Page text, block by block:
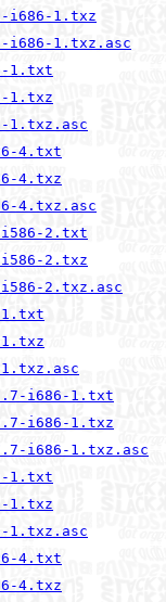
i686-1.txz
i686-1.txz.asc
1.txt
1.txz
1.txz.asc
4.txt
4.txz
4.txz.asc
i586-2.txt
i586-2.txz
i586-2.txz.asc
1.txt
i686-1.txt
i686-1.txz
i686-1.txz.asc
1.txt
1.txz
1.txz.asc
4.txt
4.txz